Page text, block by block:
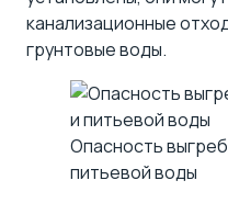
канализационные
грунтовые воды.
Опасность
питьевой воды